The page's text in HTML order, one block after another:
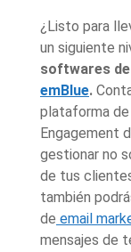
¿Listo para
un siguiente
softwares de
emBlue.
plataforma
Engagement
gestionar no
de tus
también
de email
mensajes de